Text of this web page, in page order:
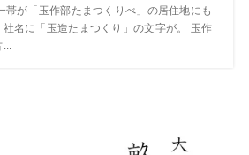
帯が「玉作部たまつくりべ」の居住地にも
名に「玉造たまつくり」の文字が。 玉作